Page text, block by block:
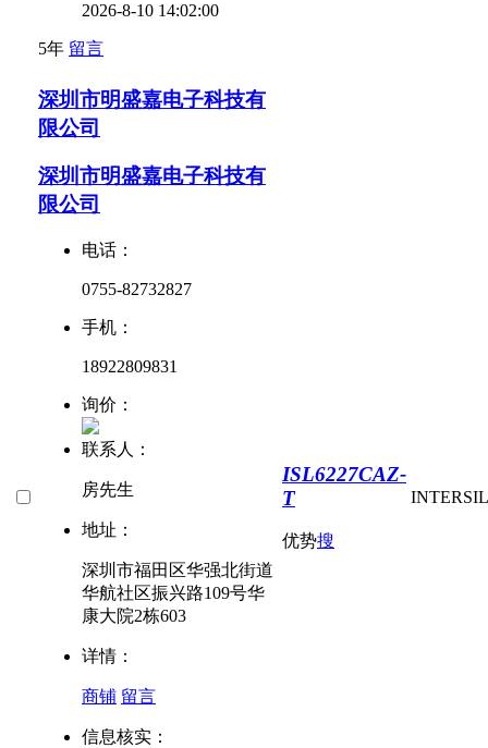
2026-8-10 14:02:00
5年 留言
深圳市明盛嘉电子科技有
限公司
深圳市明盛嘉电子科技有
限公司
电话：
0755-82732827
手机：
18922809831
询价：
联系人：
房先生
地址：
深圳市福田区华强北街道
华航社区振兴路109号华
康大院2栋603
详情：
商铺 留言
信息核实：
ISL6227CAZ-
T
优势搜
INTERSIL